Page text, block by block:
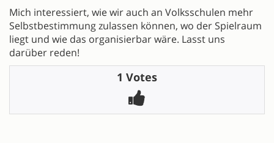
Mich interessiert, wie wir auch an Volksschulen mehr
Selbstbestimmung zulassen können, wo der Spielraum
liegt und wie das organisierbar wäre. Lasst uns
darüber reden!
1 Votes